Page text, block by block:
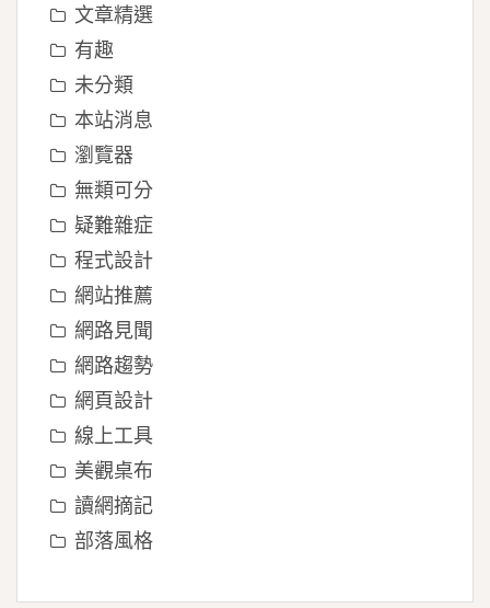
文章精選
有趣
未分類
本站消息
瀏覽器
無類可分
疑難雜症
程式設計
網站推薦
網路見聞
網路趨勢
網頁設計
線上工具
美觀桌布
讀網摘記
部落風格